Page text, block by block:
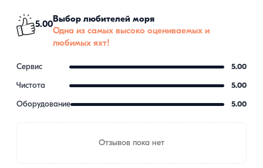
5.00
Выбор любителей моря
Одна из самых высоко оцениваемых и
любимых яхт!
Сервис 5.00
Чистота 5.00
Оборудование 5.00
Отзывов пока нет